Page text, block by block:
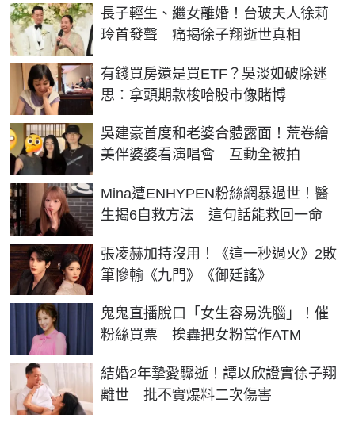
長子輕生、繼女離婚！台玻夫人徐莉
玲首發聲 痛揭徐子翔逝世真相
有錢買房還是買ETF？吳淡如破除迷
思：拿頭期款梭哈股市像賭博
吳建豪首度和老婆合體露面！荒卷繪
美伴婆婆看演唱會 互動全被拍
Mina遭ENHYPEN粉絲網暴過世！醫
生揭6自救方法 這句話能救回一命
張凌赫加持沒用！《這一秒過火》2敗
筆慘輸《九門》《御廷謠》
鬼鬼直播脫口「女生容易洗腦」！催
粉絲買票 挨轟把女粉當作ATM
結婚2年摯愛驟逝！譚以欣證實徐子翔
離世 批不實爆料二次傷害